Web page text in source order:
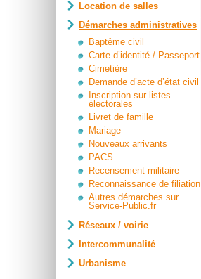
Location de salles
Démarches administratives
Baptême civil
Carte d’identité / Passeport
Cimetière
Demande d’acte d’état civil
Inscription sur listes
électorales
Livret de famille
Mariage
Nouveaux arrivants
PACS
Recensement militaire
Reconnaissance de filiation
Autres démarches sur
Service-Public.fr
Réseaux / voirie
Intercommunalité
Urbanisme